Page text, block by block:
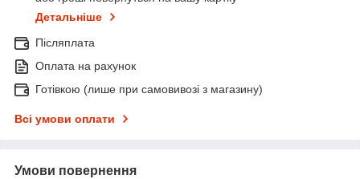
Детальніше
Післяплата
Оплата на рахунок
Готівкою (лише при самовивозі з магазину)
Всі умови оплати
Умови повернення